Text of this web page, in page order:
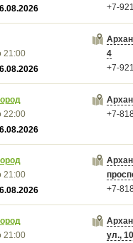
+7-
21:00
4
+7-
22:00
+7-
21:00
+7-
21:00
ул.,